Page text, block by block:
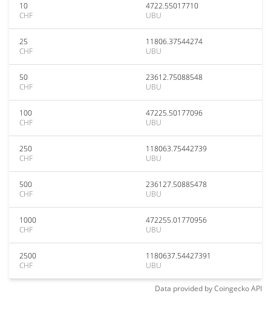
10
CHF
4722.55017710
UBU
25
CHF
11806.37544274
UBU
50
CHF
23612.75088548
UBU
100
CHF
47225.50177096
UBU
250
CHF
118063.75442739
UBU
500
CHF
236127.50885478
UBU
1000
CHF
472255.01770956
UBU
2500
CHF
1180637.54427391
UBU
Data provided byCoingeckoAPI